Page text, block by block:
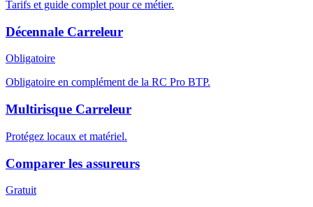
Tarifs et guide complet pour ce métier.
Décennale Carreleur
Obligatoire
Obligatoire en complément de la RC Pro BTP.
Multirisque Carreleur
Protégez locaux et matériel.
Comparer les assureurs
Gratuit